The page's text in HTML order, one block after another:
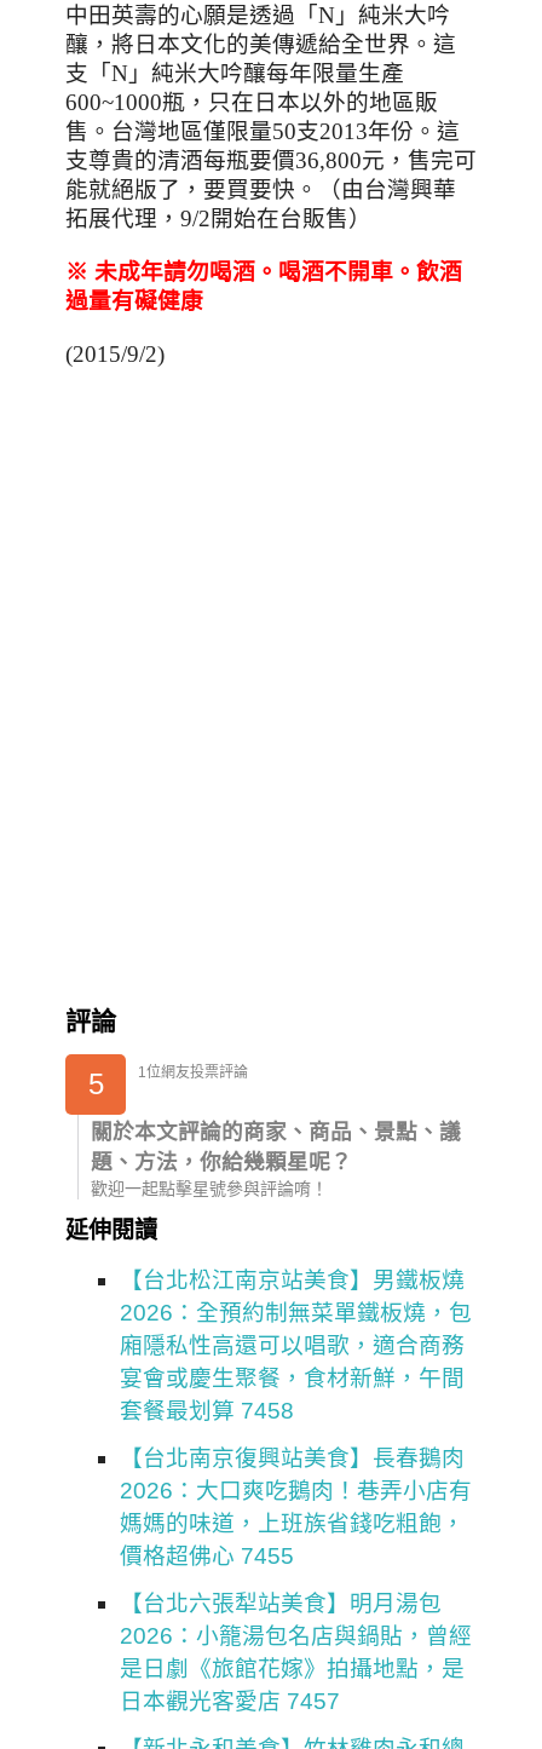
中田英壽的心願是透過「N 」純米大吟
釀，將日本文化的美傳遞給全世界。這
支「N 」純米大吟釀每年限量生產
600~1000瓶，只在日本以外的地區販
售。台灣地區僅限量50支2013年份。這
支尊貴的清酒每瓶要價36,800元，售完可
能就絕版了，要買要快。（由台灣興華
拓展代理， 9/2開始在台販售）
※ 未成年請勿喝酒。喝酒不開車。飲酒
過量有礙健康
(2015/9/2)
評論
5 1位網友投票評論
關於本文評論的商家、商品、景點、議
題、方法，你給幾顆星呢？
歡迎一起點擊星號參與評論唷！
延伸閱讀
【台北松江南京站美食】男鐵板燒
2026：全預約制無菜單鐵板燒，包
廂隱私性高還可以唱歌，適合商務
宴會或慶生聚餐，食材新鮮，午間
套餐最划算 7458
【台北南京復興站美食】長春鵝肉
2026：大口爽吃鵝肉！巷弄小店有
媽媽的味道，上班族省錢吃粗飽，
價格超佛心 7455
【台北六張犁站美食】明月湯包
2026：小籠湯包名店與鍋貼，曾經
是日劇《旅館花嫁》拍攝地點，是
日本觀光客愛店 7457